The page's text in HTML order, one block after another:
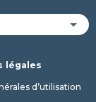
légales
d’utilisation